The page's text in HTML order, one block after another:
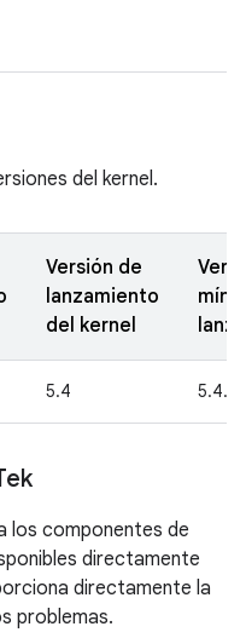
del kernel.
Versión de
lanzamiento
del kernel
5.4 5.4.86
los componentes de
directamente
directamente la
problemas.